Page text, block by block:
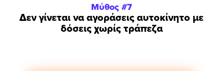
Μύθος #7
Δεν γίνεται να αγοράσεις αυτοκίνητο με
δόσεις χωρίς τράπεζα